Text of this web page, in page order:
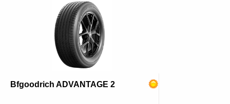
Bfgoodrich ADVANTAGE 2